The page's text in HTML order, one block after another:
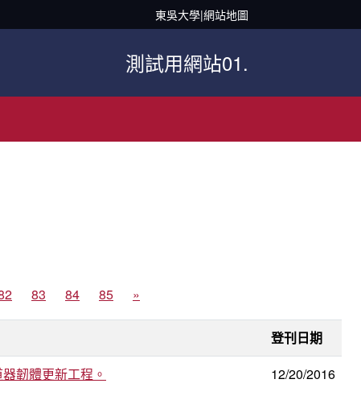
東吳大學|網站地圖
測試用網站01.
83 84 85 »
登刊日期
韌體更新工程。 12/20/2016